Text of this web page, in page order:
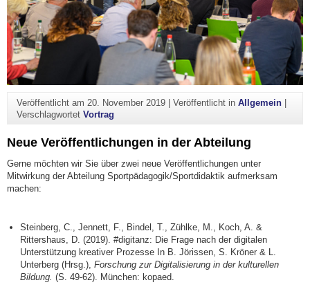
Veröffentlicht am 20. November 2019| Veröffentlicht in Allgemein|
Verschlagwortet Vortrag
Neue Veröffentlichungen in der Abteilung
Gerne möchten wir Sie über zwei neue Veröffentlichungen unter
Mitwirkung der Abteilung Sportpädagogik/Sportdidaktik aufmerksam
machen:
Steinberg, C., Jennett, F., Bindel, T., Zühlke, M., Koch, A. &
Rittershaus, D. (2019). #digitanz: Die Frage nach der digitalen
Unterstützung kreativer Prozesse In B. Jörissen, S. Kröner & L.
Unterberg (Hrsg.),Forschung zur Digitalisierung in der kulturellen
Bildung. (S. 49-62). München: kopaed.